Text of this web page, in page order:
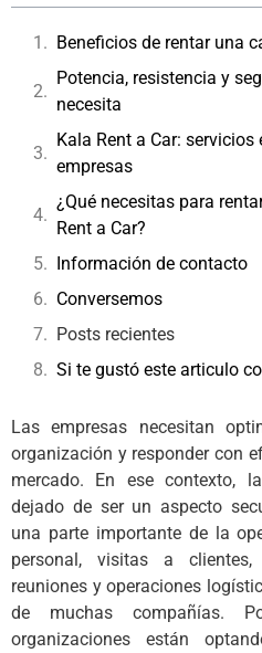
Beneficios de rentar una
Potencia, resistencia y
necesita
Kala Rent a Car:
empresas
¿Qué necesitas para
Rent a Car?
Información de contacto
Conversemos
Posts recientes
Si te gustó este articulo
Las empresas necesitan
organización y responder con
mercado. En ese contexto,
dejado de ser un aspecto
una parte importante de la
personal, visitas a
reuniones y operaciones
de muchas compañías.
organizaciones están